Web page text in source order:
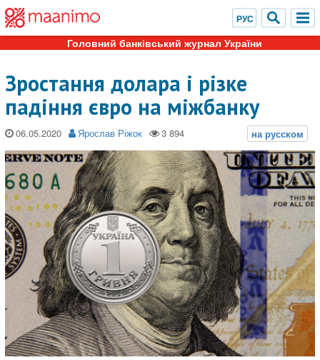
Головний банківський журнал України
Зростання долара і різке
падіння євро на міжбанку
06.05.2020 Ярослав Ріжок